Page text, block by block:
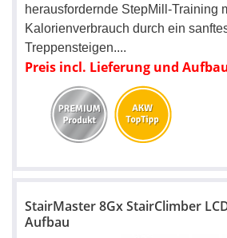
herausfordernde StepMill-Training
Kalorienverbrauch durch ein
Treppensteigen....
Preis incl. Lieferung und
StairMaster 8Gx StairClimber
Aufbau